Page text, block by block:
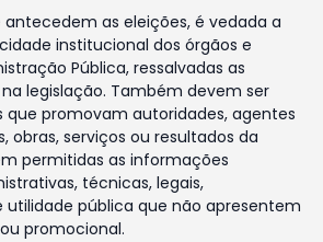
antecedem as eleições, é vedada a
institucional dos órgãos e
Pública, ressalvadas as
legislação. Também devem ser
promovam autoridades, agentes
obras, serviços ou resultados da
permitidas as informações
técnicas, legais,
utilidade pública que não apresentem
promocional.